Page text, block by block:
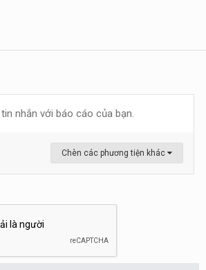
nhắn với báo cáo của bạn.
Chèn các phương tiện khác